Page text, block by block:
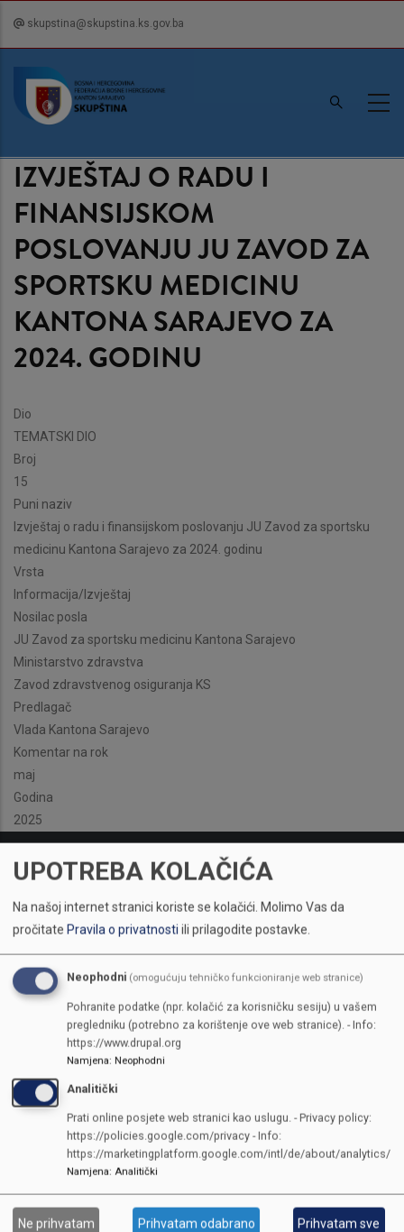
content
skupstina@skupstina.ks.gov.ba
IZVJEŠTAJ O RADU I
FINANSIJSKOM
POSLOVANJU JU ZAVOD ZA
SPORTSKU MEDICINU
KANTONA SARAJEVO ZA
2024. GODINU
Dio
TEMATSKI DIO
Broj
15
Puni naziv
Izvještaj o radu i finansijskom poslovanju JU Zavod za sportsku
medicinu Kantona Sarajevo za 2024. godinu
Vrsta
Informacija/Izvještaj
Nosilac posla
JU Zavod za sportsku medicinu Kantona Sarajevo
Ministarstvo zdravstva
Zavod zdravstvenog osiguranja KS
Predlagač
Vlada Kantona Sarajevo
Komentar na rok
maj
Godina
2025
KONTAKTI
UPOTREBA KOLAČIĆA
Na našoj internet stranici koriste se kolačići. Molimo Vas da
pročitate Pravila o privatnostiili prilagodite postavke.
Neophodni (omogućuju tehničko funkcioniranje web stranice)
Pohranite podatke (npr. kolačić za korisničku sesiju) u vašem
pregledniku (potrebno za korištenje ove web stranice). - Info:
https://www.drupal.org
Namjena: Neophodni
Analitički
Prati online posjete web stranici kao uslugu. - Privacy policy:
https://policies.google.com/privacy - Info:
https://marketingplatform.google.com/intl/de/about/analytics/
Namjena: Analitički
Ne prihvatam Prihvatam odabrano Prihvatam sve